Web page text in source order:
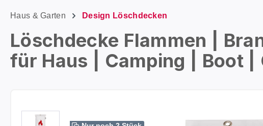
Haus & Garten Design Löschdecken
Löschdecke Flammen |
für Haus | Camping | Boot |
Bildergalerie überspringen